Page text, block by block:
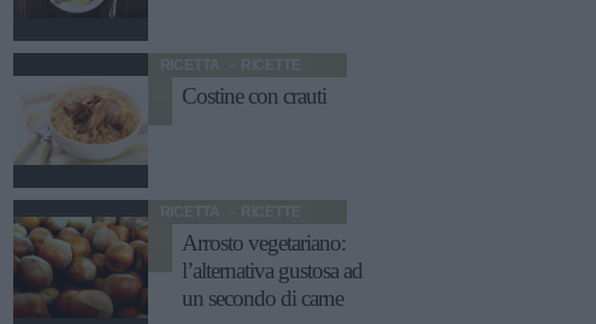
RICETTA
Costine con crauti
RICETTA
Arrosto vegetariano:
l’alternativa gustosa ad
un secondo di carne